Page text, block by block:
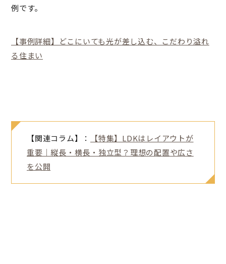
例です。
【事例詳細】どこにいても光が差し込む、こだわり溢れ
る住まい
【関連コラム】：
【特集】LDKはレイアウトが
重要｜縦長・横長・独立型？理想の配置や広さ
を公開